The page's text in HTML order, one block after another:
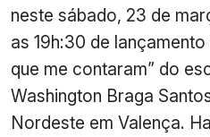
neste sábado, 23 de
as 19h:30 de
que me contaram” do
Washington Braga
Nordeste em Valença.